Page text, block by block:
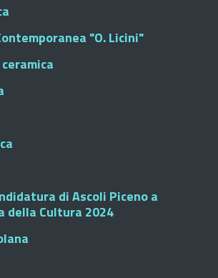
"O. Licini"
di Ascoli Piceno a
della Cultura 2024